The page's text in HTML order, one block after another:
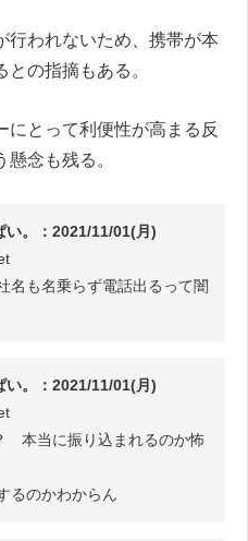
行われないため、携帯が本
の指摘もある。
にとって利便性が高まる反
念も残る。
い。：2021/11/01(月)
名も名乗らず電話出るって闇
い。：2021/11/01(月)
本当に振り込まれるのか怖
るのかわからん